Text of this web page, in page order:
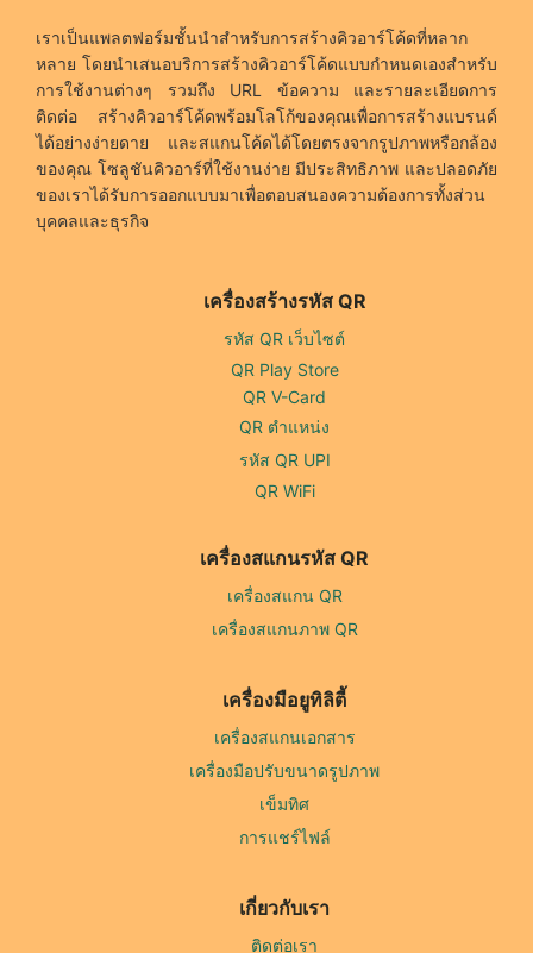
เราเป็นแพลตฟอร์มชั้นนำสำหรับการสร้างคิวอาร์โค้ดที่หลาก
หลาย โดยนำเสนอบริการสร้างคิวอาร์โค้ดแบบกำหนดเองสำหรับ
การใช้งานต่างๆ รวมถึง URL ข้อความ และรายละเอียดการ
ติดต่อ สร้างคิวอาร์โค้ดพร้อมโลโก้ของคุณเพื่อการสร้างแบรนด์
ได้อย่างง่ายดาย และสแกนโค้ดได้โดยตรงจากรูปภาพหรือกล้อง
ของคุณ โซลูชันคิวอาร์ที่ใช้งานง่าย มีประสิทธิภาพ และปลอดภัย
ของเราได้รับการออกแบบมาเพื่อตอบสนองความต้องการทั้งส่วน
บุคคลและธุรกิจ
เครื่องสร้างรหัส QR
รหัส QR เว็บไซต์
QR Play Store
QR V-Card
QR ตำแหน่ง
รหัส QR UPI
QR WiFi
เครื่องสแกนรหัส QR
เครื่องสแกน QR
เครื่องสแกนภาพ QR
เครื่องมือยูทิลิตี้
เครื่องสแกนเอกสาร
เครื่องมือปรับขนาดรูปภาพ
เข็มทิศ
การแชร์ไฟล์
เกี่ยวกับเรา
ติดต่อเรา